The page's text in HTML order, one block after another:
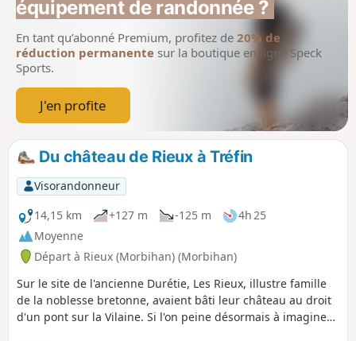
équipement de randonnée ?
En tant qu’abonné Premium, profitez de 20% de
réduction permanente sur la boutique en ligne Speck
Sports.
J'en profite
Du château de Rieux à Tréfin
Visorandonneur
14,15 km
+127 m -125 m
4h 25
Moyenne
Départ à Rieux (Morbihan) (Morbihan)
Sur le site de l'ancienne Durétie, Les Rieux, illustre famille
de la noblesse bretonne, avaient bâti leur château au droit
d'un pont sur la Vilaine. Si l'on peine désormais à imaginer